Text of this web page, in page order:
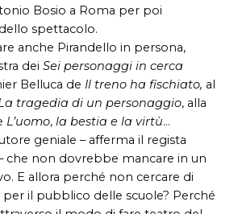
Bosio a Roma per poi
spettacolo.
anche Pirandello in persona,
dei Sei personaggi in cerca
Belluca de Il treno ha fischiato, al
tragedia di un personaggio, alla
L’uomo, la bestia e la virtù…
geniale – afferma il regista
che non dovrebbe mancare in un
E allora perché non cercare di
il pubblico delle scuole? Perché